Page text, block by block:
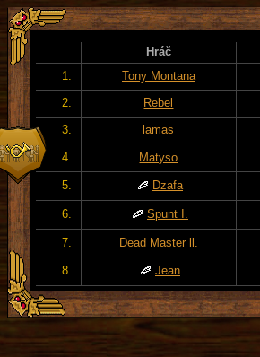
Hráč
1.
Tony Montana
2.
Rebel
3.
lamas
4. Matyso
5. Dzafa
6. Spunt I.
7. Dead Master ll.
8. Jean